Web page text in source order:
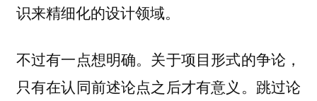
识来精细化的设计领域。
不过有一点想明确。关于项目形式的争论，
只有在认同前述论点之后才有意义。跳过论